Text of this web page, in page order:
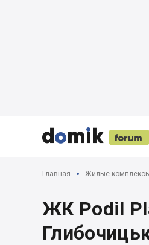


 

Главная Жилые
ЖК Podil